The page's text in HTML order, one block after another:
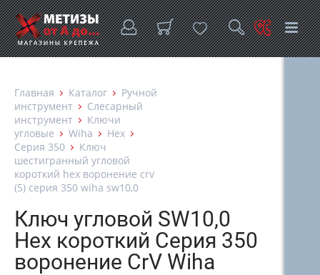
Главная Каталог
Ручной
инструмент
Слесарный
инструмент
Ключи
угловые
Wiha
Hex
Серия 350
Ключ
шестигранный угловой
короткий hex воронение crv
(5) серия 350 wiha sw10,0
Ключ угловой SW10,0
Hex короткий Серия 350
воронение CrV Wiha